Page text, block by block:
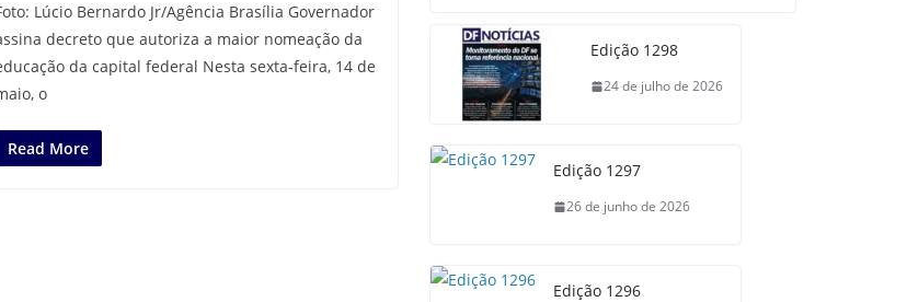
Lúcio Bernardo Jr/Agência Brasília Governador
decreto que autoriza a maior nomeação da
da capital federal Nesta sexta-feira, 14 de
o
Read More
Edição 1298
24 de julho de 2026
Edição 1297
26 de junho de 2026
Edição 1296